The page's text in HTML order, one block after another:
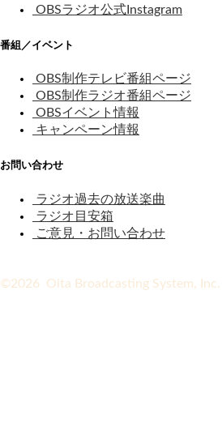
OBSラジオ公式Instagram
番組／イベント
OBS制作テレビ番組ページ
OBS制作ラジオ番組ページ
OBSイベント情報
キャンペーン情報
お問い合わせ
ラジオ過去の放送楽曲
ラジオ目安箱
ご意見・お問い合わせ
©2026 Oita Broadcasting System, Inc.